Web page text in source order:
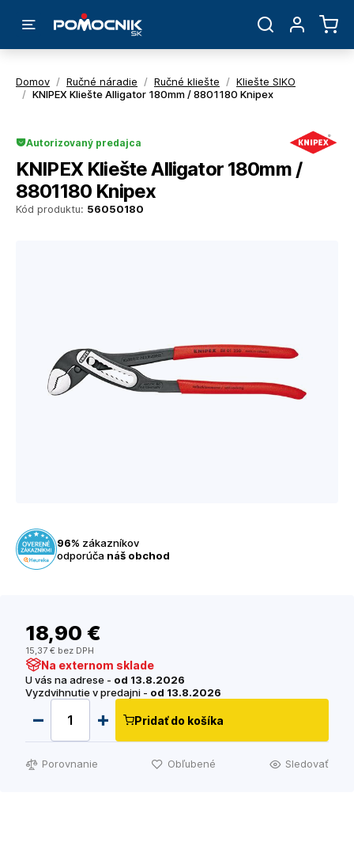
Domov / Ručné náradie / Ručné kliešte / Kliešte SIKO
/ KNIPEX Kliešte Alligator 180mm / 8801180 Knipex
Kód produktu: 56050180
Autorizovaný predajca
KNIPEX Kliešte Alligator 180mm /
8801180 Knipex
96% zákazníkov
odporúča náš obchod
18,90 €
15,37 € bez DPH
Na externom sklade
U vás na adrese - od 13.8.2026
Vyzdvihnutie v predajni - od 13.8.2026
Pridať do košíka
Porovnanie Obľubené Sledovať